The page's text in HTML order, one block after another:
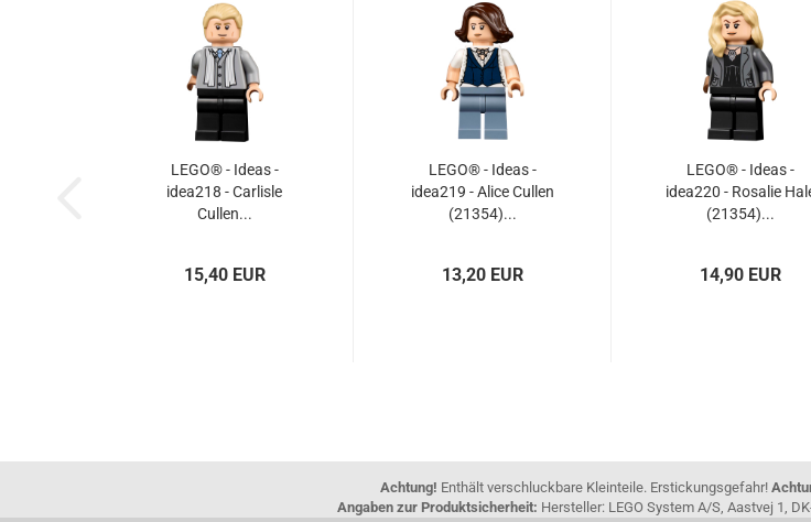
LEGO® - Ideas -
idea218 - Carlisle
Cullen...
15,40 EUR
LEGO® - Ideas -
idea219 - Alice Cullen
(21354)...
13,20 EUR
LEGO® - Ideas -
idea220 - Rosalie
(21354)...
14,90 EUR
Achtung! Enthält verschluckbare Kleinteile. Erstickungsgefahr!
Angaben zur Produktsicherheit: Hersteller: LEGO System A/S, Aastvej 1,